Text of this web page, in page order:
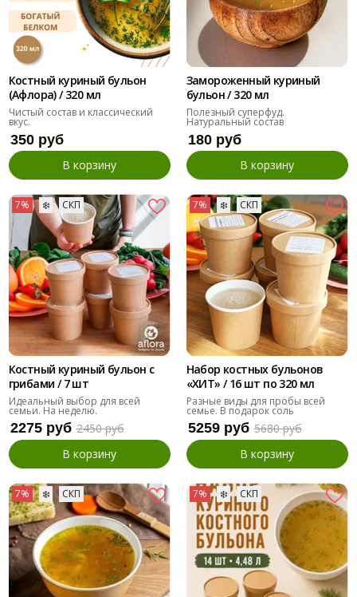
Костный куриный бульон
(Афлора) / 320 мл
Чистый состав и классический
вкус.
350 руб
В корзину
Замороженный куриный
бульон / 320 мл
Полезный суперфуд.
Натуральный состав
180 руб
В корзину
7% ❄️ СКП
Костный куриный бульон с
грибами / 7 шт
Идеальный выбор для всей
семьи. На неделю.
2275 руб 2450 руб
В корзину
7% ❄️ СКП
Набор костных бульонов
«ХИТ» / 16 шт по 320 мл
Разные виды для пробы всей
семье. В подарок соль
5259 руб 5680 руб
В корзину
7% ❄️ СКП 7% ❄️ СКП